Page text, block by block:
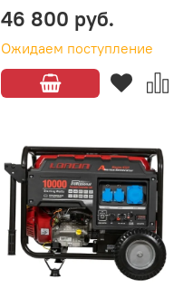
Ожидаем поступление
46 800 руб.